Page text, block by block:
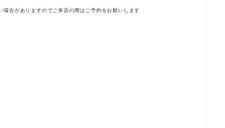
合がありますのでご来店の際はご予約をお願いします